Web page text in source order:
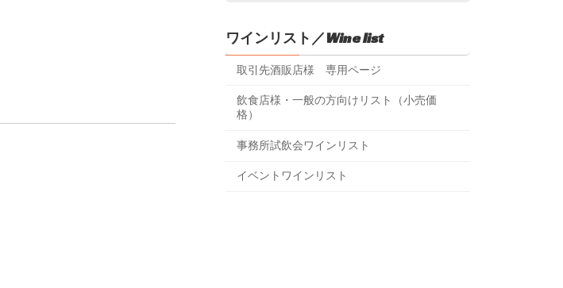
ワインリスト／Wine list
取引先酒販店様 専用ページ
飲食店様・一般の方向けリスト（小売価
格）
事務所試飲会ワインリスト
イベントワインリスト